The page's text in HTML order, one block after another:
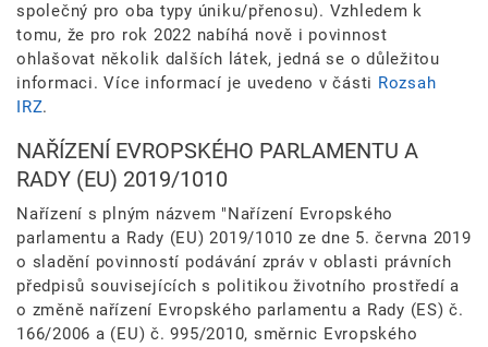
společný pro oba typy úniku/přenosu). Vzhledem k
tomu, že pro rok 2022 nabíhá nově i povinnost
ohlašovat několik dalších látek, jedná se o důležitou
informaci. Více informací je uvedeno v části Rozsah
IRZ.
NAŘÍZENÍ EVROPSKÉHO PARLAMENTU A
RADY (EU) 2019/1010
Nařízení s plným názvem "Nařízení Evropského
parlamentu a Rady (EU) 2019/1010 ze dne 5. června 2019
o sladění povinností podávání zpráv v oblasti právních
předpisů souvisejících s politikou životního prostředí a
o změně nařízení Evropského parlamentu a Rady (ES) č.
166/2006 a (EU) č. 995/2010, směrnic Evropského